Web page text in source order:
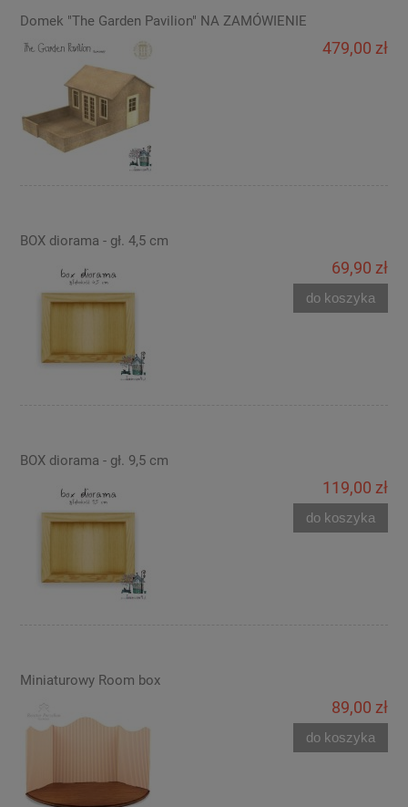
Domek "The Garden Pavilion" NA ZAMÓWIENIE
479,00 zł
BOX diorama - gł. 4,5 cm
69,90 zł
do koszyka
BOX diorama - gł. 9,5 cm
119,00 zł
do koszyka
Miniaturowy Room box
89,00 zł
do koszyka